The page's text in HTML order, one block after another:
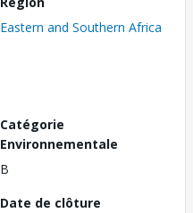
Eastern and Southern Africa
Catégorie
Environnementale
B
Date de clôture